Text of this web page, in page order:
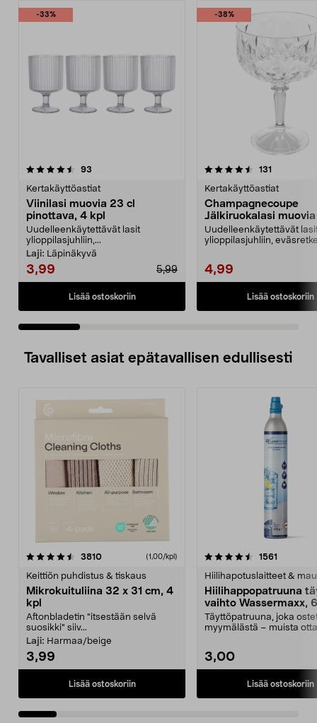
-33%
93
Kertakäyttöastiat
Viinilasi muovia 23 cl
pinottava, 4 kpl
Uudelleenkäytettävät lasit
ylioppilasjuhliin,...
Laji: Läpinäkyvä
3,99 5,99
Lisää ostoskoriin
-38%
4.5 viidestä
131
Kertakäyttöastiat
Champagnecoupe
Jälkiruokalasi
4 kpl
Uudelleenkäytettävät
ylioppilasjuhliin,
4,99
Lisää ostoskoriin
4.5 viidestä
Tavalliset asiat epätavallisen edullisesti
3810arvostelut (1,00/kpl)
Keittiön puhdistus & tiskaus
Mikrokuituliina 32 x 31 cm, 4
kpl
Aftonbladetin "itsestään selvä
suosikki" siiv...
Laji: Harmaa/beige
3,99
Lisää ostoskoriin
4.5viidestä
1561
Hiilihapotuslaitteet &
Hiilihappopatruuna
vaihto Wassermaxx,
Täyttöpatruuna, joka
myymälästä – muista
3,00
Lisää ostoskoriin
4.5viidestä